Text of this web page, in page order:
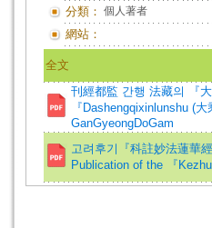
分類： 個人著者
網站：
全文
刊經都監 간행 法藏의 『
『Dashengqixinlunshu (
GanGyeongDoGam
고려후기『科註妙法蓮華
Publication of the 『